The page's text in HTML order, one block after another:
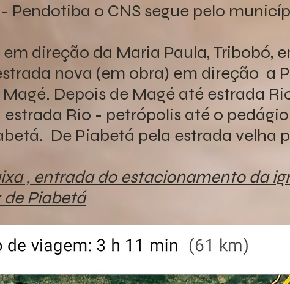
Pendotiba o CNS segue pelo
direção da Maria Paula, Tribobó,
nova (em obra) em direção a
Depois de Magé até estrada
estrada Rio - petrópolis até o
De Piabetá pela estrada velha
, entrada do estacionamento da
Piabetá